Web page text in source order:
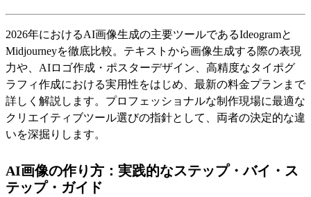
2026年におけるAI画像生成の主要ツールであるIdeogramと
Midjourneyを徹底比較。テキストから画像生成する際の表現
力や、AIロゴ作成・ポスターデザイン、高精度なタイポグ
ラフィ作成における実用性をはじめ、最新の料金プランまで
詳しく解説します。プロフェッショナルな制作現場に最適な
クリエイティブツール選びの指針として、両者の決定的な違
いを深掘りします。
AI画像の作り方：実践的なステップ・バイ・ス
テップ・ガイド